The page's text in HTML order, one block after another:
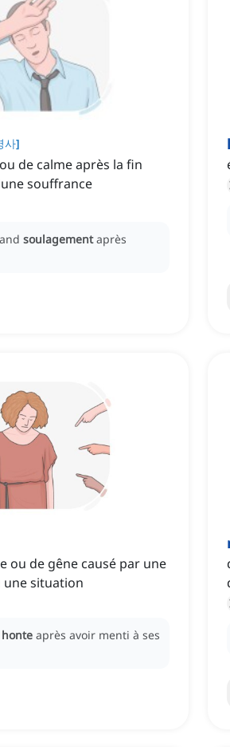
사]
de calme après la fin
souffrance
soulagement après
ou de gêne causé par une
situation
honte après avoir menti à ses